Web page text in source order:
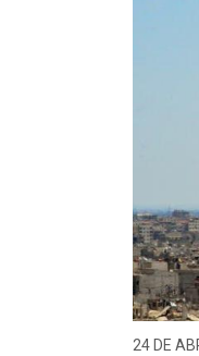
24 DE